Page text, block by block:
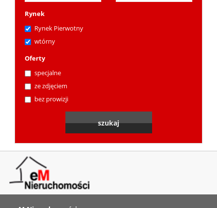
Rynek
Rynek Pierwotny
wtórny
Oferty
specjalne
ze zdjęciem
bez prowizji